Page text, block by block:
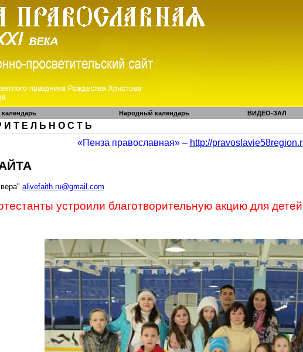
Народный календарь ВИДЕО-ЗАЛ
И Т Е Л Ь Н О С Т Ь
«Пенза православная» – http://
alivefaith.ru@gmail.com
устроили благотворительную акцию для